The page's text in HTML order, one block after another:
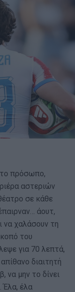
πρόσωπο,
αστεριών
σε κάθε
άουτ,
να χαλάσουν τη
του
για 70 λεπτά,
διαιτητή
να μην το δίνει
Έλα, έλα